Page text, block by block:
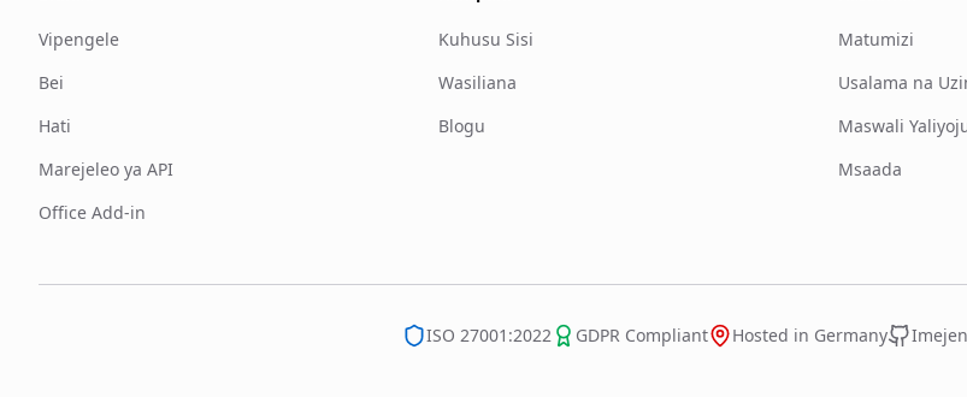
Vipengele
Bei
Hati
Marejeleo ya API
Office Add-in
Kuhusu Sisi
Wasiliana
Blogu
Matumizi
Usalama na
Maswali
Msaada
ISO 27001:2022 GDPR Compliant Hosted in Germany